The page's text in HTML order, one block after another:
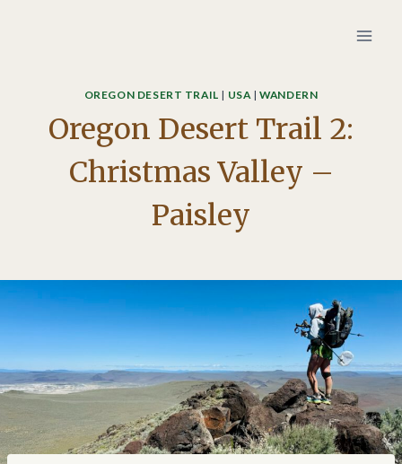
OREGON DESERT TRAIL | USA |WANDERN
Oregon Desert Trail 2:
Christmas Valley –
Paisley